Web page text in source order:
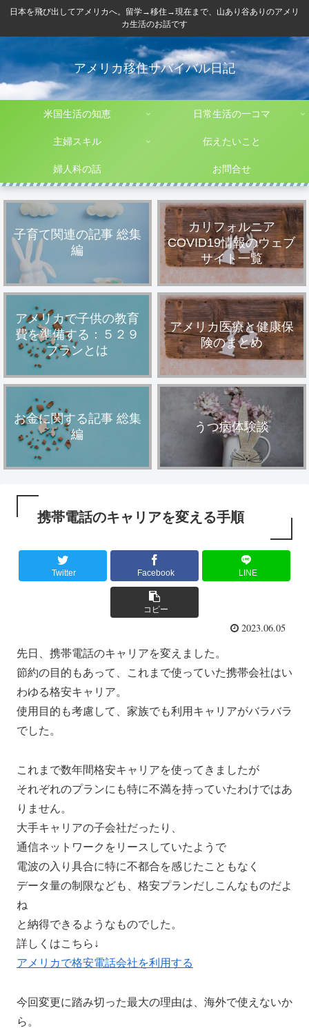
日本を飛び出してアメリカへ。留学→移住→現在まで、山あり谷ありのアメリ
カ生活のお話です
アメリカ移住サバイバル日記
米国生活の知恵 日常生活の一コマ
主婦スキル 伝えたいこと
婦人科の話 お問合せ
子育て関連の記事 総集
編
カリフォルニア
COVID19情報のウェブ
サイト一覧
アメリカで子供の教育
費を準備する：５２９
プランとは
アメリカ医療と健康保
険のまとめ
お金に関する記事 総集
編
うつ病体験談
携帯電話のキャリアを変える手順
Twitter Facebook LINE
コピー
2023.06.05
先日、携帯電話のキャリアを変えました。
節約の目的もあって、これまで使っていた携帯会社はい
わゆる格安キャリア。
使用目的も考慮して、家族でも利用キャリアがバラバラ
でした。
これまで数年間格安キャリアを使ってきましたが
それぞれのプランにも特に不満を持っていたわけではあ
りません。
大手キャリアの子会社だったり、
通信ネットワークをリースしていたようで
電波の入り具合に特に不都合を感じたこともなく
データ量の制限なども、格安プランだしこんなものだよ
ね
と納得できるようなものでした。
詳しくはこちら↓
アメリカで格安電話会社を利用する
今回変更に踏み切った最大の理由は、海外で使えないか
ら。